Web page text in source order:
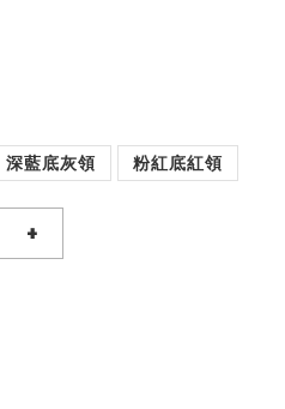
深藍底灰領 粉紅底紅領
+